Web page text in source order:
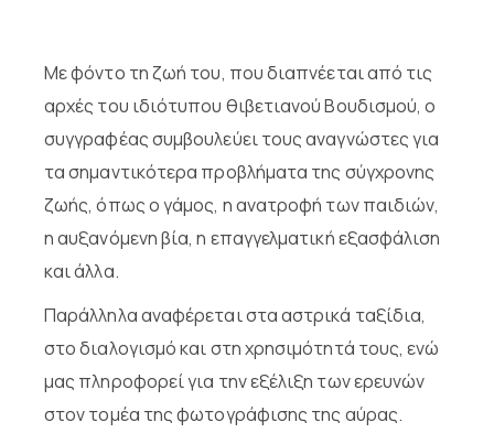
Με φόντο τη ζωή του, που διαπνέεται από τις
αρχές του ιδιότυπου θιβετιανού Βουδισμού, ο
συγγραφέας συμβουλεύει τους αναγνώστες για
τα σημαντικότερα προβλήματα της σύγχρονης
ζωής, όπως ο γάμος, η ανατροφή των παιδιών,
η αυξανόμενη βία, η επαγγελματική εξασφάλιση
και άλλα.
Παράλληλα αναφέρεται στα αστρικά ταξίδια,
στο διαλογισμό και στη χρησιμότητά τους, ενώ
μας πληροφορεί για την εξέλιξη των ερευνών
στον τομέα της φωτογράφισης της αύρας.